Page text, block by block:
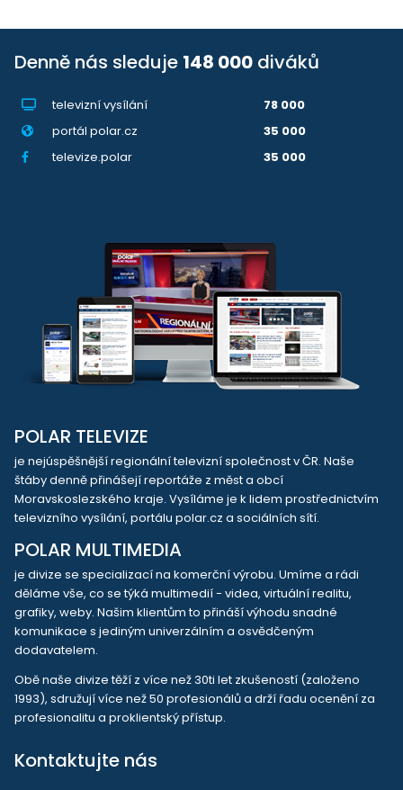
Denně nás sleduje 148 000 diváků
televizní vysílání
78 000
portál polar.cz
35 000
televize.polar
35 000
POLAR TELEVIZE
je nejúspěšnější regionální televizní společnost v ČR. Naše
štáby denně přinášejí reportáže z měst a obcí
Moravskoslezského kraje. Vysíláme je k lidem prostřednictvím
televizního vysílání, portálu polar.cz a sociálních sítí.
POLAR MULTIMEDIA
je divize se specializací na komerční výrobu. Umíme a rádi
děláme vše, co se týká multimedií - videa, virtuální realitu,
grafiky, weby. Našim klientům to přináší výhodu snadné
komunikace s jediným univerzálním a osvědčeným
dodavatelem.
Obě naše divize těží z více než 30ti let zkušeností (založeno
1993), sdružují více než 50 profesionálů a drží řadu ocenění za
profesionalitu a proklientský přístup.
Kontaktujte nás